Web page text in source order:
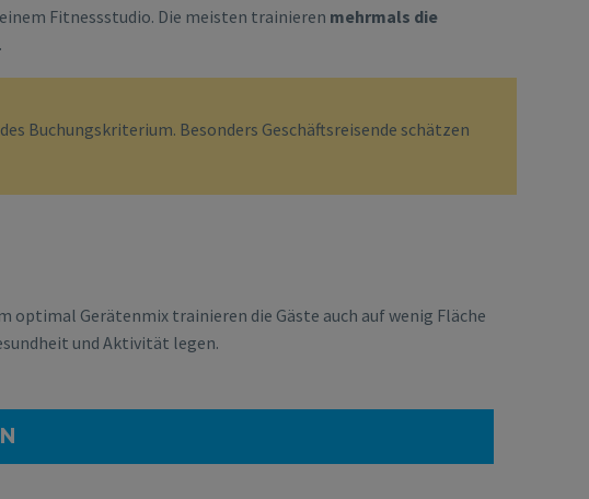
Fitnessstudio. Die meisten trainieren mehrmals die
Buchungskriterium. Besonders Geschäftsreisende schätzen
Gerätenmix trainieren die Gäste auch auf wenig Fläche
und Aktivität legen.